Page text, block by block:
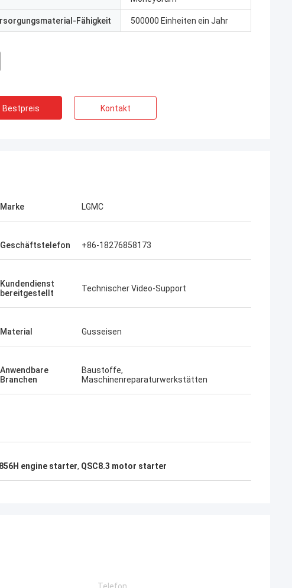
Fähigkeit 500000 Einheiten ein Jahr
Bestpreis Kontakt
Marke LGMC
Geschäftstelefon +86-18276858173
Kundendienst
bereitgestellt
Technischer Video-Support
Material Gusseisen
Anwendbare
Branchen
Baustoffe,
Maschinenreparaturwerkstätten
engine starter, QSC8.3 motor starter